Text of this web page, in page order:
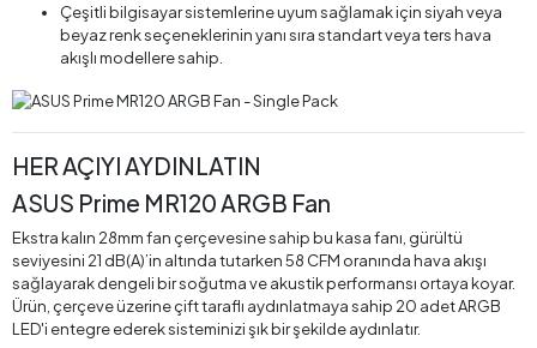
Çeşitli bilgisayar sistemlerine uyum sağlamak için siyah veya
beyaz renk seçeneklerinin yanı sıra standart veya ters hava
akışlı modellere sahip.
HER AÇIYI AYDINLATIN
ASUS Prime MR120 ARGB Fan
Ekstra kalın 28mm fan çerçevesine sahip bu kasa fanı, gürültü
seviyesini 21 dB(A)’in altında tutarken 58 CFM oranında hava akışı
sağlayarak dengeli bir soğutma ve akustik performansı ortaya koyar.
Ürün, çerçeve üzerine çift taraflı aydınlatmaya sahip 20 adet ARGB
LED'i entegre ederek sisteminizi şık bir şekilde aydınlatır. ​